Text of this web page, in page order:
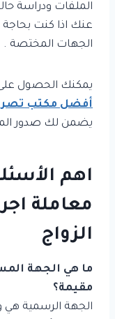
الملفات ودراسة
عنك اذا كنت
الجهات المختصة .
يمكنك الحصول
أفضل مكتب
يضمن لك صدور
اهم
معاملة
الزواج
ما هي الجهة
مقيمة؟
الجهة الرسمية هي